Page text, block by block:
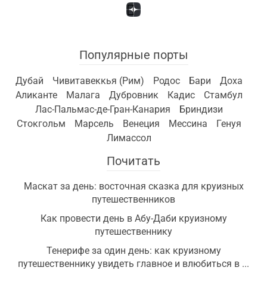
Популярные порты
Дубай Чивитавеккья (Рим) Родос Бари
Доха
Аликанте
Малага Дубровник Кадис
Стамбул
Лас-Пальмас-де-Гран-Канария
Бриндизи
Стокгольм
Марсель Венеция Мессина
Генуя
Лимассол
Почитать
Маскат за день: восточная сказка для круизных
путешественников
Как провести день в Абу-Даби круизному
путешественнику
Тенерифе за один день: как круизному
путешественнику увидеть главное и влюбиться в ...